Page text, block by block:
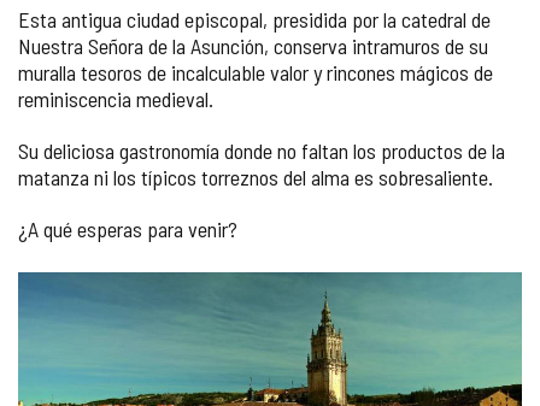
Esta antigua ciudad episcopal, presidida por la catedral de
Nuestra Señora de la Asunción, conserva intramuros de su
muralla tesoros de incalculable valor y rincones mágicos de
reminiscencia medieval.
Su deliciosa gastronomía donde no faltan los productos de la
matanza ni los típicos torreznos del alma es sobresaliente.
¿A qué esperas para venir?
GALERÍA
DE
IMÁGENES